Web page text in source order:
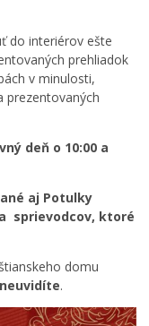
do interiérov ešte
prehliadok
v minulosti,
prezentovaných
deň o 10:00 a
aj Potulky
sprievodcov, ktoré
domu
.